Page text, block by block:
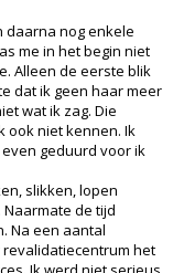
daarna nog enkele
me in het begin niet
Alleen de eerste blik
dat ik geen haar meer
wat ik zag. Die
ook niet kennen. Ik
geduurd voor ik
slikken, lopen
de tijd
Na een aantal
het